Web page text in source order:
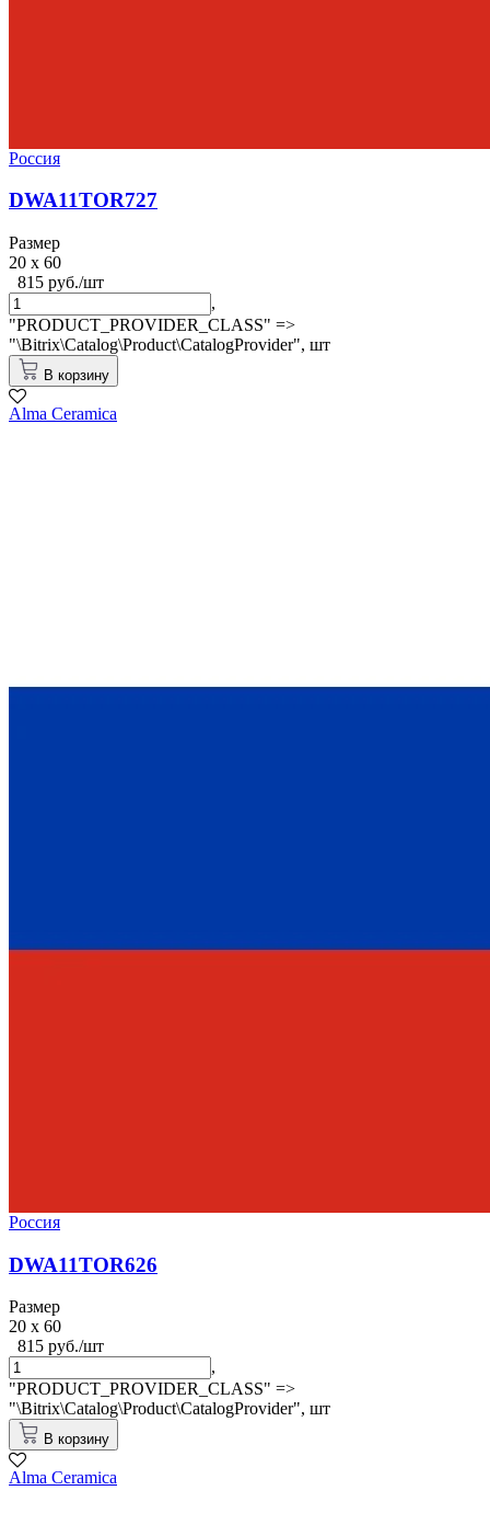
Россия
DWA11TOR727
Размер
20 x 60
815 руб./шт
,
"PRODUCT_PROVIDER_CLASS" =>
"\Bitrix\Catalog\Product\CatalogProvider", шт
В корзину
Alma Ceramica
Россия
DWA11TOR626
Размер
20 x 60
815 руб./шт
,
"PRODUCT_PROVIDER_CLASS" =>
"\Bitrix\Catalog\Product\CatalogProvider", шт
В корзину
Alma Ceramica